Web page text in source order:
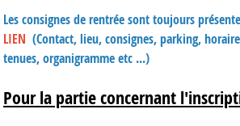
Les consignes de rentrée sont toujours
LIEN (Contact, lieu, consignes, parking,
tenues, organigramme etc ...)
Pour la partie concernant